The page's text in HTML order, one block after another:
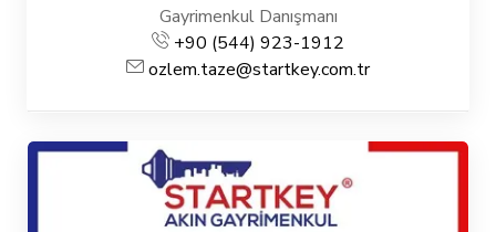
Gayrimenkul Danışmanı
+90 (544) 923-1912
ozlem.taze@startkey.com.tr